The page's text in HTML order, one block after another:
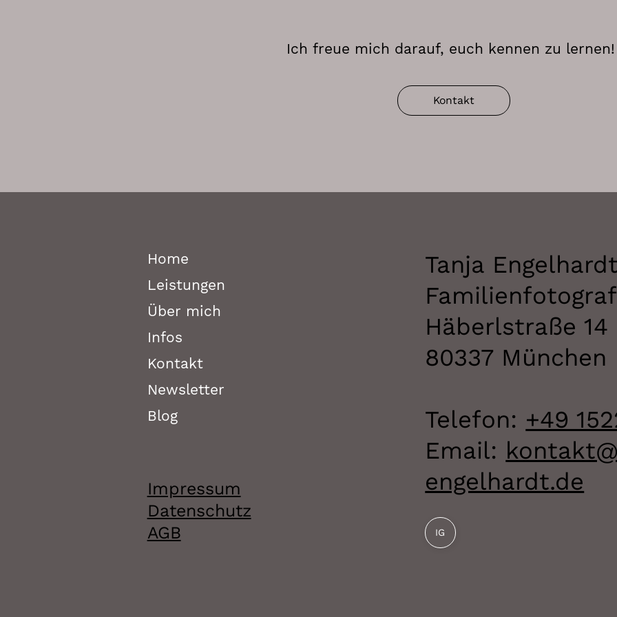
Ich freue mich darauf, euch kennen zu lernen!
Kontakt
Home
Leistungen
Über mich
Infos
Kontakt
Newsletter
Blog
Impressum
Datenschutz
AGB
Tanja Engelhardt
Häberlstraße 14
80337 München
Telefon: +49
Email:
engelhardt.de
IG